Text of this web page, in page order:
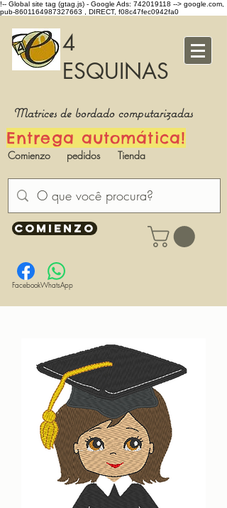
!-- Global site tag (gtag.js) - Google Ads: 742019118 --> google.com,
pub-8601164987327663 , DIRECT, f08c47fec0942fa0
4
ESQUINAS
Matrices de bordado computarizadas
Entrega automática!
Comienzo pedidos Tienda
COMIENZO
FacebookWhatsApp